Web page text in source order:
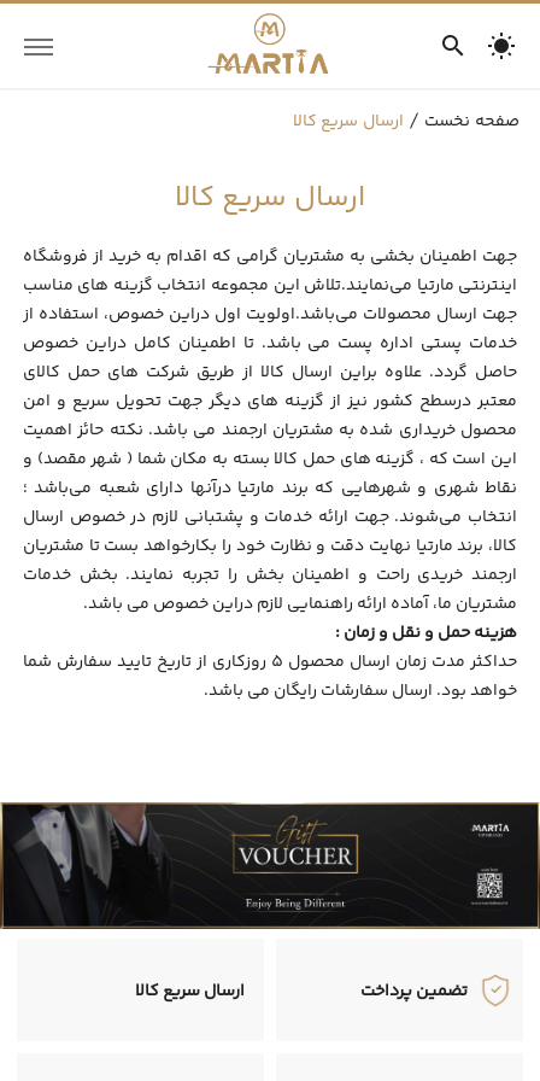
صفحه نخست ارسال سریع کالا
ارسال سریع کالا
جهت اطمینان بخشی به مشتریان گرامی که اقدام به خرید از فروشگاه
اینترنتی مارتیا می‌نمایند.تلاش این مجموعه انتخاب گزینه های مناسب
جهت ارسال محصولات می‌باشد.اولویت اول دراین خصوص، استفاده از
خدمات پستی اداره پست می باشد. تا اطمینان کامل دراین خصوص
حاصل گردد. علاوه براین ارسال کالا از طریق شرکت های حمل کالای
معتبر درسطح کشور نیز از گزینه های دیگر جهت تحویل سریع و امن
محصول خریداری شده به مشتریان ارجمند می باشد. نکته حائز اهمیت
این است که ، گزینه های حمل کالا بسته به مکان شما ( شهر مقصد) و
نقاط شهری و شهرهایی که برند مارتیا درآنها دارای شعبه می‌باشد ؛
انتخاب می‌شوند. جهت ارائه خدمات و پشتبانی لازم در خصوص ارسال
کالا، برند مارتیا نهایت دقت و نظارت خود را بکارخواهد بست تا مشتریان
ارجمند خریدی راحت و اطمینان بخش را تجربه نمایند. بخش خدمات
مشتریان ما، آماده ارائه راهنمایی لازم دراین خصوص می باشد.
هزینه حمل و نقل و زمان :
حداکثر مدت زمان ارسال محصول 5 روزکاری از تاریخ تایید سفارش شما
خواهد بود. ارسال سفارشات رایگان می باشد.
تضمین پرداخت ارسال سریع کالا